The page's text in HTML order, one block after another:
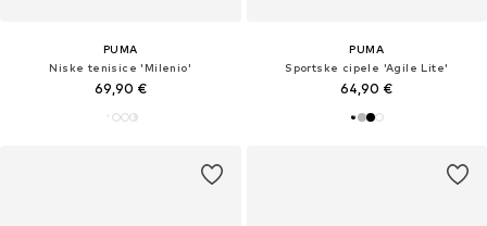
PUMA
Niske tenisice 'Milenio'
69,90 €
PUMA
Sportske cipele 'Agile Lite'
64,90 €